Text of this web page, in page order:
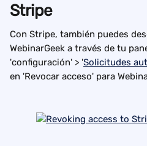
Stripe
Con Stripe, también puedes
WebinarGeek a través de tu
'configuración' > 'Solicitudes
en 'Revocar acceso' para